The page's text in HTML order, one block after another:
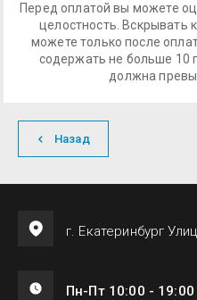
Перед оплатой вы можете
целостность. Вскрывать
можете только после
содержать не больше 10
должна
Назад
г. Екатеринбург
Пн-Пт 10:00 - 19:00